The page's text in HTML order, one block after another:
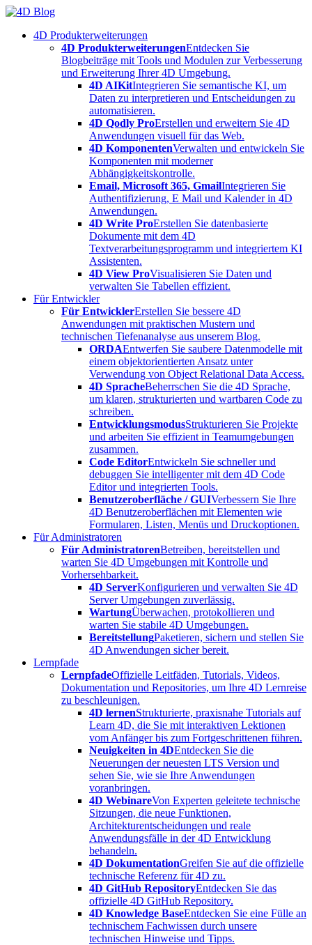
Skip
content4D Produkterweiterungen
4D ProdukterweiterungenEntdecken Sie
Blogbeiträge mit Tools und Modulen zur Verbesserung
und Erweiterung Ihrer 4D Umgebung.
4D AIKitIntegrieren Sie semantische KI, um
Daten zu interpretieren und Entscheidungen zu
automatisieren.
4D Qodly ProErstellen und erweitern Sie 4D
Anwendungen visuell für das Web.
4D KomponentenVerwalten und entwickeln Sie
Komponenten mit moderner
Abhängigkeitskontrolle.
Email, Microsoft 365, GmailIntegrieren Sie
Authentifizierung, E Mail und Kalender in 4D
Anwendungen.
4D Write ProErstellen Sie datenbasierte
Dokumente mit dem 4D
Textverarbeitungsprogramm und integriertem KI
Assistenten.
4D View ProVisualisieren Sie Daten und
verwalten Sie Tabellen effizient.
Für Entwickler
Für EntwicklerErstellen Sie bessere 4D
Anwendungen mit praktischen Mustern und
technischen Tiefenanalyse aus unserem Blog.
ORDAEntwerfen Sie saubere Datenmodelle mit
einem objektorientierten Ansatz unter
Verwendung von Object Relational Data Access.
4D SpracheBeherrschen Sie die 4D Sprache,
um klaren, strukturierten und wartbaren Code zu
schreiben.
EntwicklungsmodusStrukturieren Sie Projekte
und arbeiten Sie effizient in Teamumgebungen
zusammen.
Code EditorEntwickeln Sie schneller und
debuggen Sie intelligenter mit dem 4D Code
Editor und integrierten Tools.
Benutzeroberfläche / GUIVerbessern Sie Ihre
4D Benutzeroberflächen mit Elementen wie
Formularen, Listen, Menüs und Druckoptionen.
Für Administratoren
Für AdministratorenBetreiben, bereitstellen und
warten Sie 4D Umgebungen mit Kontrolle und
Vorhersehbarkeit.
4D ServerKonfigurieren und verwalten Sie 4D
Server Umgebungen zuverlässig.
WartungÜberwachen, protokollieren und
warten Sie stabile 4D Umgebungen.
BereitstellungPaketieren, sichern und stellen Sie
4D Anwendungen sicher bereit.
Lernpfade
LernpfadeOffizielle Leitfäden, Tutorials, Videos,
Dokumentation und Repositories, um Ihre 4D Lernreise
zu beschleunigen.
4D lernenStrukturierte, praxisnahe Tutorials auf
Learn 4D, die Sie mit interaktiven Lektionen
vom Anfänger bis zum Fortgeschrittenen führen.
Neuigkeiten in 4DEntdecken Sie die
Neuerungen der neuesten LTS Version und
sehen Sie, wie sie Ihre Anwendungen
voranbringen.
4D WebinareVon Experten geleitete technische
Sitzungen, die neue Funktionen,
Architekturentscheidungen und reale
Anwendungsfälle in der 4D Entwicklung
behandeln.
4D DokumentationGreifen Sie auf die offizielle
technische Referenz für 4D zu.
4D GitHub RepositoryEntdecken Sie das
offizielle 4D GitHub Repository.
4D Knowledge BaseEntdecken Sie eine Fülle an
technischem Fachwissen durch unsere
technischen Hinweise und Tipps.